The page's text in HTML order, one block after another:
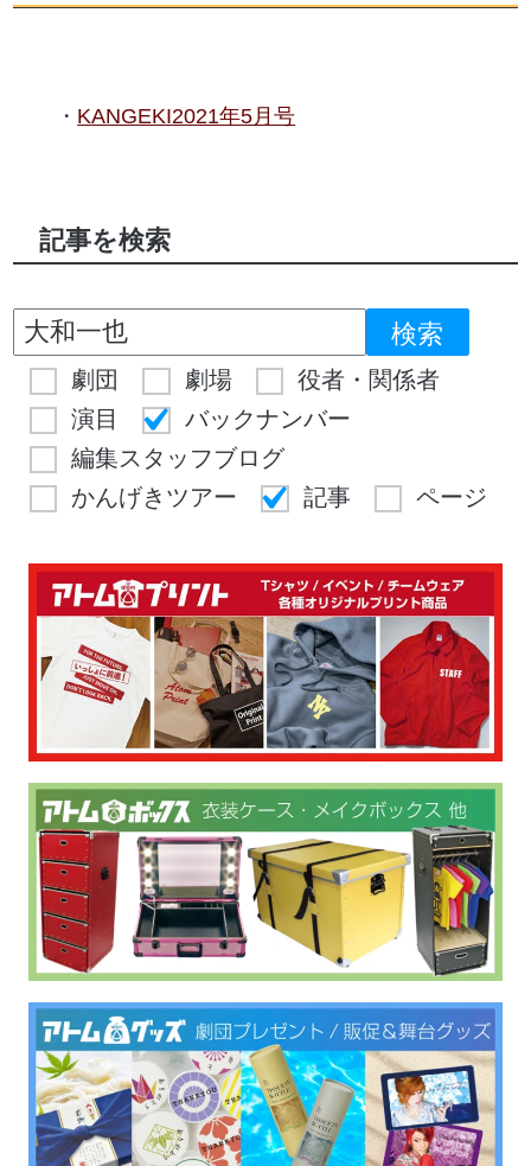
KANGEKI2021年5月号
記事を検索
劇団 劇場
役者・関係者
演目
バックナンバー
編集スタッフブログ
かんげきツアー
記事 ページ